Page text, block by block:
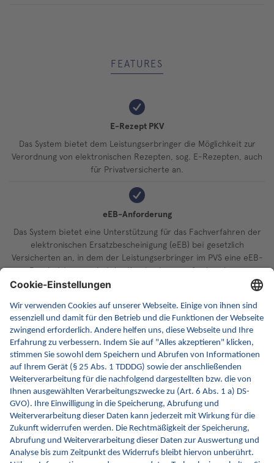
FEATURES
E-Rezept PKV
Das System bietet dem Leistungserbringer die Möglichkeit zur
Verordnung von elektronischen Rezepten, sog. E-Rezepten, auch
für Privatversicherte an.
eEB-Anforderung
Das System bietet eine Unterstützung für das Fachverfahren der
elektronischen Ersatzbescheinigung (eEB) bei gesetzlich
Versicherten an, in dem der Leistungserbringer im PVS eine eEB-
Bescheinigungen bei der Krankenkasse anfordern kann.
eEB-Verarbeitung
Das System bietet eine Unterstützung für das Fachverfahren der
elektronischen Ersatzbescheinigung (eEB) bei gesetzlich
Versicherten an, in dem es empfangene eEB-Bescheinigungen
bzw. KIM-Nachrichten mit der Dienstkennung "eEB" verarbeiten
kann. (Auch bekannt als sog. Praxis Check-in.)
Online-Check-in PKV
Das System bietet eine Unterstützung für das Verfahren der
einmaligen sicheren Übermittlung der